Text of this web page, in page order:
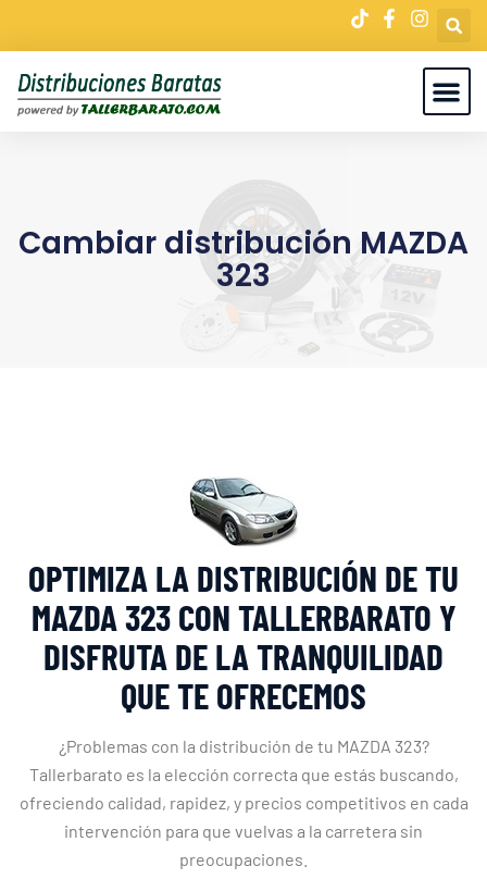
Cambiar distribución MAZDA
323
OPTIMIZA LA DISTRIBUCIÓN DE TU
MAZDA 323 CON TALLERBARATO Y
DISFRUTA DE LA TRANQUILIDAD
QUE TE OFRECEMOS
¿Problemas con la distribución de tu MAZDA 323?
Tallerbarato es la elección correcta que estás buscando,
ofreciendo calidad, rapidez, y precios competitivos en cada
intervención para que vuelvas a la carretera sin
preocupaciones.